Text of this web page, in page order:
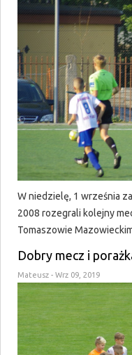
W niedzielę, 1 września
2008 rozegrali kolejny
Tomaszowie
Dobry mecz i
Mateusz - Wrz 09, 2019